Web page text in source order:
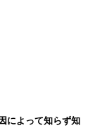
によって知らず知